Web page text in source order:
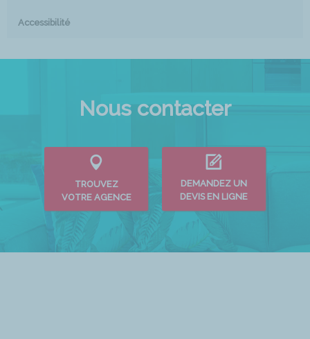
Accessibilité
Nous contacter
TROUVEZ
VOTRE AGENCE
DEMANDEZ UN
DEVIS EN LIGNE